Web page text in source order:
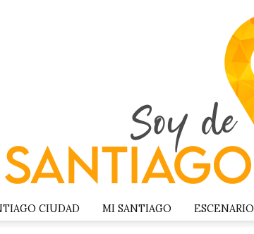
CIUDAD MI SANTIAGO